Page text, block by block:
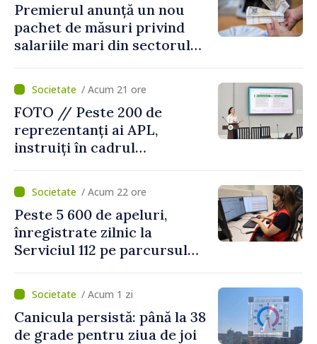
Premierul anunță un nou
pachet de măsuri privind
salariile mari din sectorul
/ Acum 21 ore
FOTO // Peste 200 de
reprezentanți ai APL,
instruiți în cadrul
Mediu privind aplicarea a
două regulamente din
domeniu
/ Acum 22 ore
Peste 5 600 de apeluri,
înregistrate zilnic la
Serviciul 112 pe parcursul
cetățeni au solicitat
ambulanța/ Acum 1 zi
Canicula persistă: până la 38
de grade pentru ziua de joi